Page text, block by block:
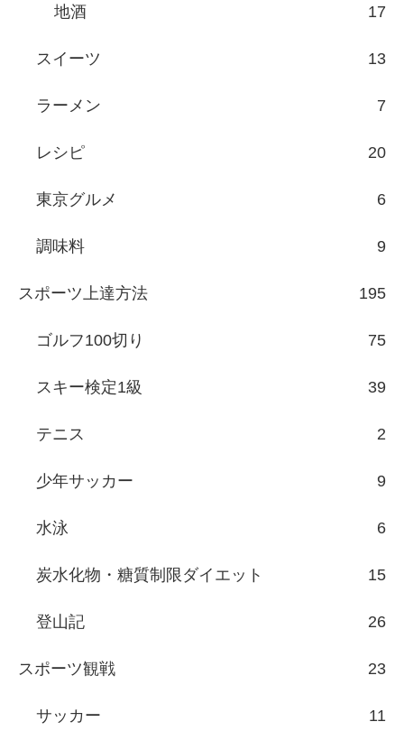
地酒 17
スイーツ 13
ラーメン 7
レシピ 20
東京グルメ 6
調味料 9
スポーツ上達方法 195
ゴルフ100切り 75
スキー検定1級 39
テニス 2
少年サッカー 9
水泳 6
炭水化物・糖質制限ダイエット 15
登山記 26
スポーツ観戦 23
サッカー 11